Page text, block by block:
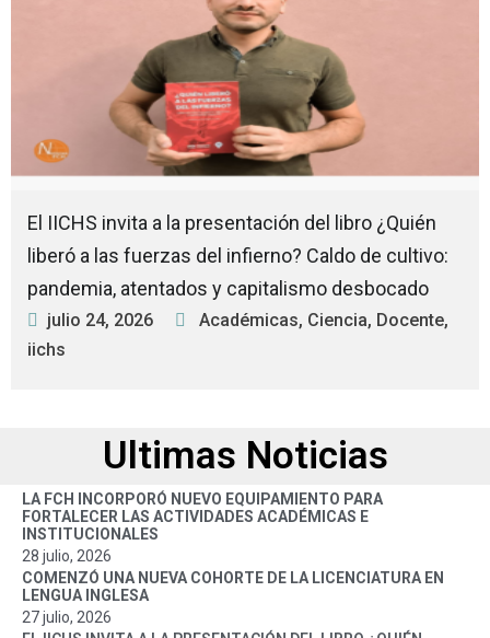
El IICHS invita a la presentación del libro ¿Quién
liberó a las fuerzas del infierno? Caldo de cultivo:
pandemia, atentados y capitalismo desbocado
julio 24, 2026 Académicas, Ciencia, Docente,
iichs
Ultimas Noticias
LA FCH INCORPORÓ NUEVO EQUIPAMIENTO PARA
FORTALECER LAS ACTIVIDADES ACADÉMICAS E
INSTITUCIONALES
28 julio, 2026
COMENZÓ UNA NUEVA COHORTE DE LA LICENCIATURA EN
LENGUA INGLESA
27 julio, 2026